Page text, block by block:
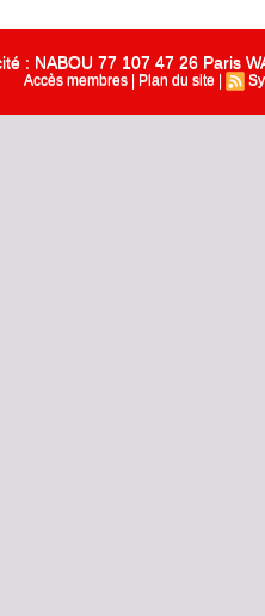
: NABOU 77 107 47 26 Paris
Accès membres Plan du site